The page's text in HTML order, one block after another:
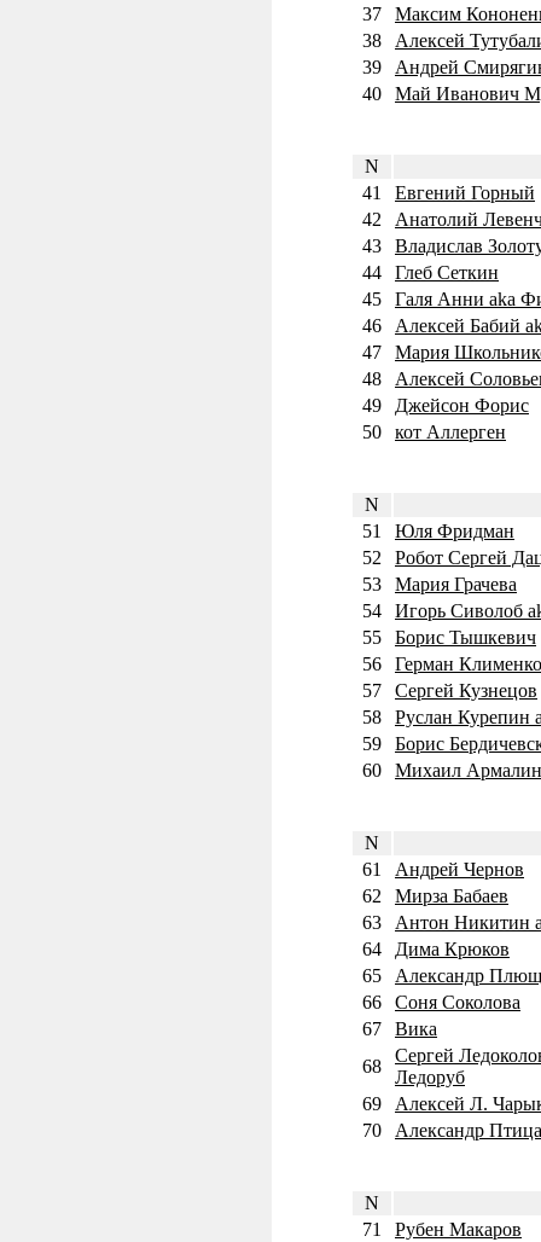
37
Максим
38
Алексей
39
Андрей
40
Май Иванович
N
41
Евгений Горный
42
Анатолий
43
Владислав
44
Глеб Сеткин
45
Галя Анни aka
46
Алексей Бабий
47
Мария
48
Алексей
49
Джейсон Форис
50
кот Аллерген
N
51
Юля Фридман
52
Робот Сергей
53
Мария Грачева
54
Игорь Сиволоб
55
Борис Тышкевич
56
Герман Клименко
57
Сергей Кузнецов
58
Руслан Курепин
59
Борис
60
Михаил
N
61
Андрей Чернов
62
Мирза Бабаев
63
Антон Никитин
64
Дима Крюков
65
Александр
66
Соня Соколова
67
Вика
68
Сергей
Ледоруб
69
Алексей Л.
70
Александр
N
71
Рубен Макаров